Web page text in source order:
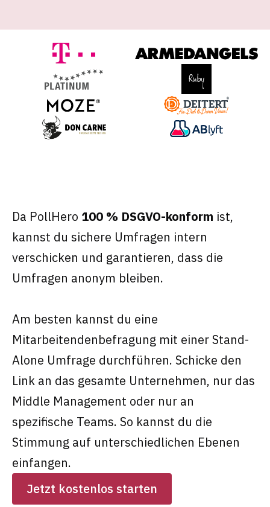
Da PollHero 100 % DSGVO-konform ist,
kannst du sichere Umfragen intern
verschicken und garantieren, dass die
Umfragen anonym bleiben.
Am besten kannst du eine
Mitarbeitendenbefragung mit einer Stand-
Alone Umfrage durchführen. Schicke den
Link an das gesamte Unternehmen, nur das
Middle Management oder nur an
spezifische Teams. So kannst du die
Stimmung auf unterschiedlichen Ebenen
einfangen.
Jetzt kostenlos starten